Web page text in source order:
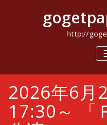
キ
http://
2026年6月
17:30～ 「